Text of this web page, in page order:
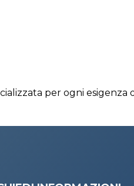
per ogni esigenza